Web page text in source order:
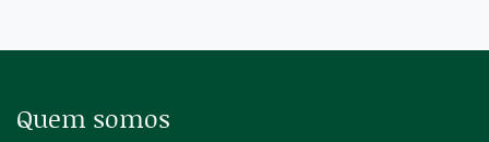
Quem somos